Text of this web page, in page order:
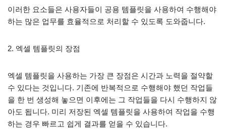
이러한 요소들은 사용자들이 공용 템플릿을 사용하여 수행해야
하는 많은 업무를 효율적으로 처리할 수 있도록 도와줍니다.
2. 엑셀 템플릿의 장점
엑셀 템플릿을 사용하는 가장 큰 장점은 시간과 노력을 절약할
수 있다는 것입니다. 기존에 반복적으로 수행해야 했던 작업들
을 한 번 생성해 놓으면 이후에는 그 작업들을 다시 수행하지 않
아도 됩니다. 미리 저장된 엑셀 템플릿을 사용하여 작업을 수행
하는 경우 빠르고 쉽게 결과를 얻을 수 있습니다.